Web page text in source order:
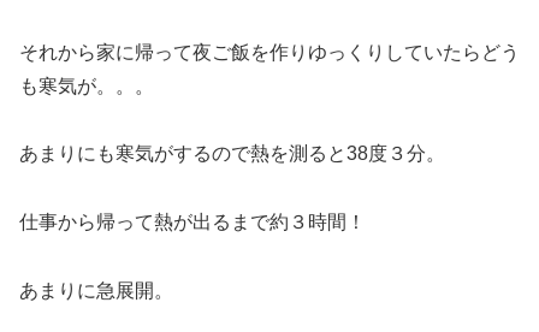
それから家に帰って夜ご飯を作りゆっくりしていたらどう
も寒気が。。。
あまりにも寒気がするので熱を測ると38度３分。
仕事から帰って熱が出るまで約３時間！
あまりに急展開。